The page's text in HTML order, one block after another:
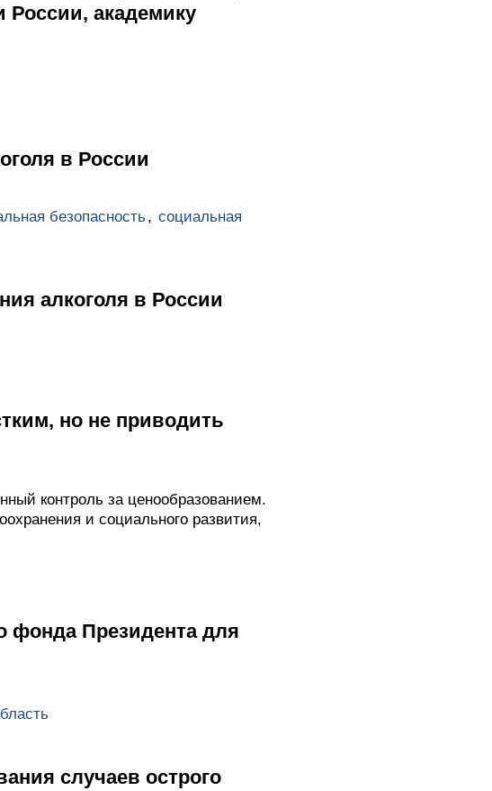
России, академику
в России
безопасность, социальная
алкоголя в России
но не приводить
контроль за ценообразованием.
и социального развития,
фонда Президента для
случаев острого